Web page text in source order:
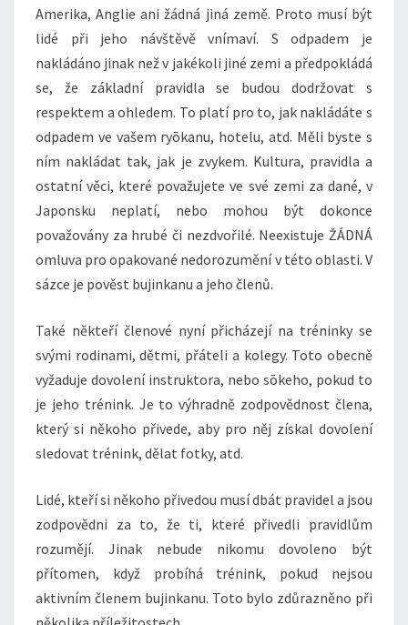
Amerika, Anglie ani žádná jiná země. Proto musí být
lidé při jeho návštěvě vnímaví. S odpadem je
nakládáno jinak než v jakékoli jiné zemi a předpokládá
se, že základní pravidla se budou dodržovat s
respektem a ohledem. To platí pro to, jak nakládáte s
odpadem ve vašem ryōkanu, hotelu, atd. Měli byste s
ním nakládat tak, jak je zvykem. Kultura, pravidla a
ostatní věci, které považujete ve své zemi za dané, v
Japonsku neplatí, nebo mohou být dokonce
považovány za hrubé či nezdvořilé. Neexistuje ŽÁDNÁ
omluva pro opakované nedorozumění v této oblasti. V
sázce je pověst bujinkanu a jeho členů.
Také někteří členové nyní přicházejí na tréninky se
svými rodinami, dětmi, přáteli a kolegy. Toto obecně
vyžaduje dovolení instruktora, nebo sōkeho, pokud to
je jeho trénink. Je to výhradně zodpovědnost člena,
který si někoho přivede, aby pro něj získal dovolení
sledovat trénink, dělat fotky, atd.
Lidé, kteří si někoho přivedou musí dbát pravidel a jsou
zodpovědni za to, že ti, které přivedli pravidlům
rozumějí. Jinak nebude nikomu dovoleno být
přítomen, když probíhá trénink, pokud nejsou
aktivním členem bujinkanu. Toto bylo zdůrazněno při